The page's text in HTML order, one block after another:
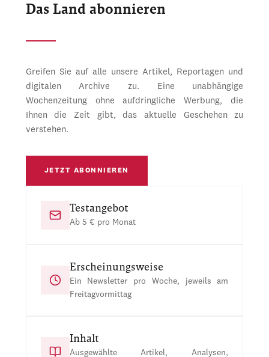
Das Land abonnieren
Greifen Sie auf alle unsere Artikel, Reportagen und
digitalen Archive zu. Eine unabhängige
Wochenzeitung ohne aufdringliche Werbung, die
Ihnen die Zeit gibt, das aktuelle Geschehen zu
verstehen.
JETZT ABONNIEREN
Testangebot
Ab 5 € pro Monat
Erscheinungsweise
Ein Newsletter pro Woche, jeweils am
Freitagvormittag
Inhalt
Ausgewählte Artikel, Analysen,